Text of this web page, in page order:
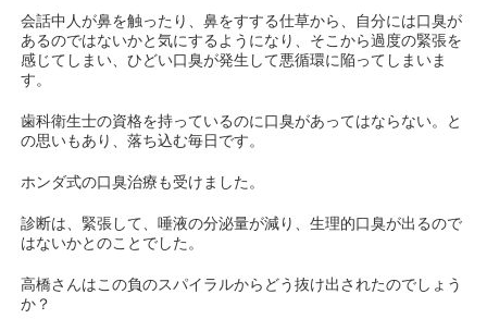
会話中人が鼻を触ったり、鼻をすする仕草から、自分には口臭が
あるのではないかと気にするようになり、そこから過度の緊張を
感じてしまい、ひどい口臭が発生して悪循環に陥ってしまいま
す。
歯科衛生士の資格を持っているのに口臭があってはならない。と
の思いもあり、落ち込む毎日です。
ホンダ式の口臭治療も受けました。
診断は、緊張して、唾液の分泌量が減り、生理的口臭が出るので
はないかとのことでした。
高橋さんはこの負のスパイラルからどう抜け出されたのでしょう
か？